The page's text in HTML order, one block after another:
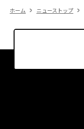
ホーム ニューストップ